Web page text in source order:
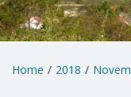
Home 2018